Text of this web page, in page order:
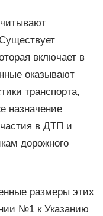
включает в
оказывают
транспорта,
назначение
в ДТП и
дорожного
размеры этих
№1 к Указанию